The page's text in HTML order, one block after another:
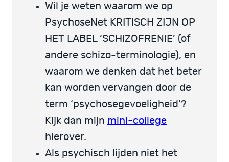
Wil je weten waarom we op
PsychoseNet KRITISCH ZIJN OP
HET LABEL ‘SCHIZOFRENIE’ (of
andere schizo-terminologie), en
waarom we denken dat het beter
kan worden vervangen door de
term ‘psychosegevoeligheid’?
Kijk dan mijn mini-college
hierover.
Als psychisch lijden niet het